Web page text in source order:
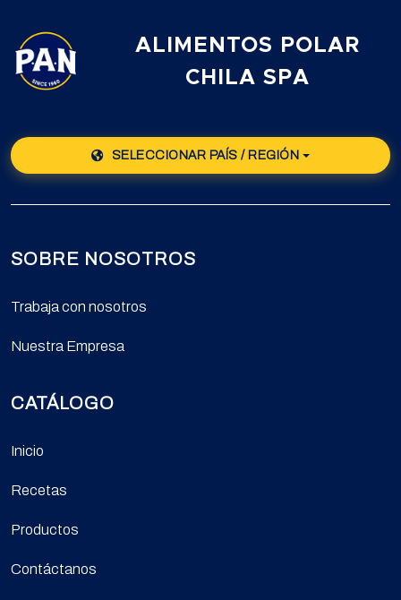
ALIMENTOS POLAR
CHILA SPA
SELECCIONAR PAÍS / REGIÓN
SOBRE NOSOTROS
Trabaja con nosotros
Nuestra Empresa
CATÁLOGO
Inicio
Recetas
Productos
Contáctanos